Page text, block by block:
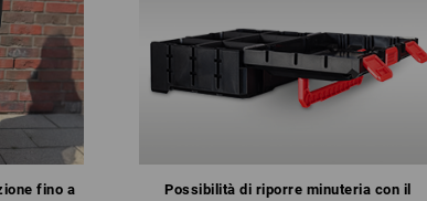
fino a
Possibilità di riporre minuteria con il